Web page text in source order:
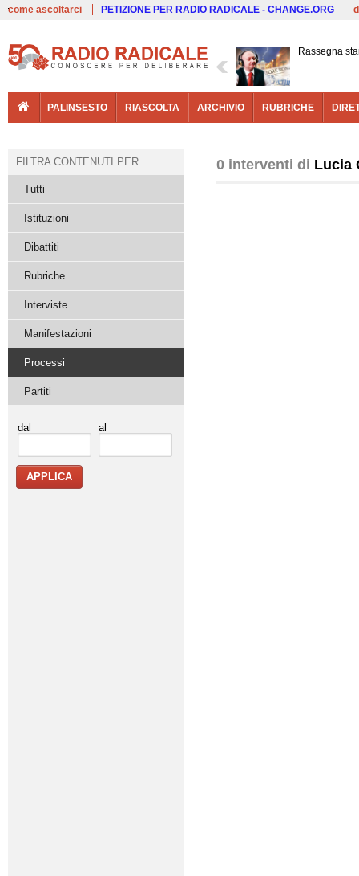
come ascoltarci PETIZIONE PER RADIO RADICALE - CHANGE.ORG
Rassegna
PALINSESTO RIASCOLTA ARCHIVIO RUBRICHE
0 interventi di Lucia
FILTRA CONTENUTI PER
Tutti
Istituzioni
Dibattiti
Rubriche
Interviste
Manifestazioni
Processi
Partiti
dal al